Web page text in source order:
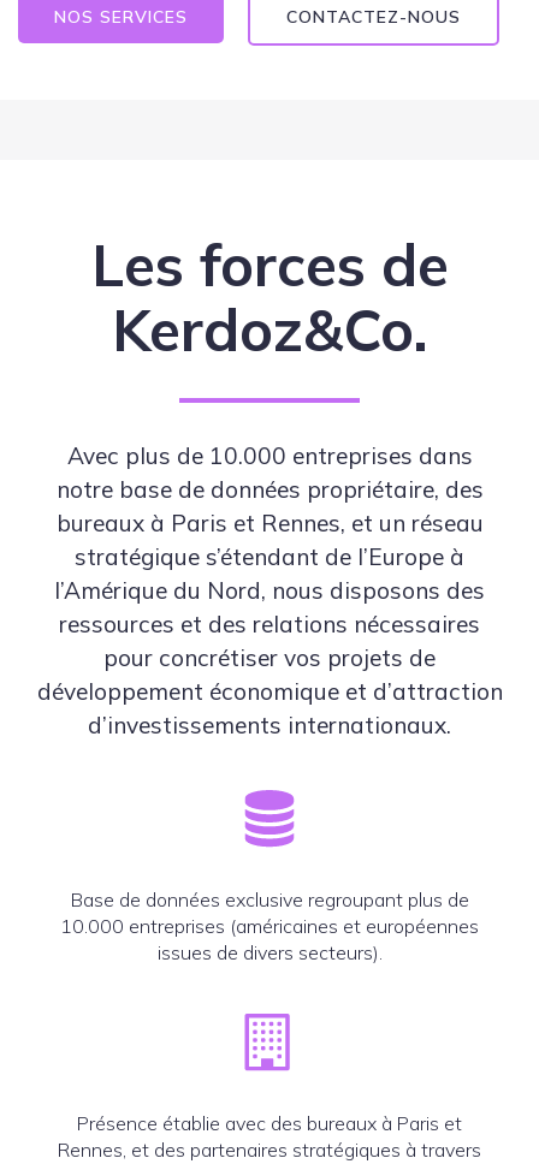
NOS SERVICES CONTACTEZ-NOUS
Les forces de
Kerdoz&Co.
Avec plus de 10.000 entreprises dans
notre base de données propriétaire, des
bureaux à Paris et Rennes, et un réseau
stratégique s’étendant de l’Europe à
l’Amérique du Nord, nous disposons des
ressources et des relations nécessaires
pour concrétiser vos projets de
développement économique et d’attraction
d’investissements internationaux.
Base de données exclusive regroupant plus de
10.000 entreprises (américaines et européennes
issues de divers secteurs).
Présence établie avec des bureaux à Paris et
Rennes, et des partenaires stratégiques à travers